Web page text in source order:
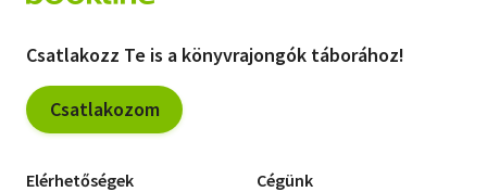
Csatlakozz Te is a könyvrajongók táborához!
Csatlakozom
Elérhetőségek Cégünk